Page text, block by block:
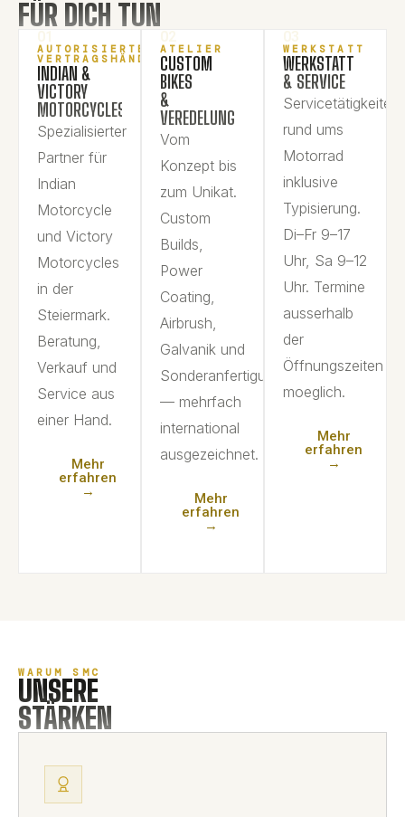
FÜR DICH TUN
AUTORISIERTER
VERTRAGSHÄNDLER
INDIAN &
VICTORY
MOTORCYCLES
Spezialisierter
Partner für
Indian
Motorcycle
und Victory
Motorcycles
in der
Steiermark.
Beratung,
Verkauf und
Service aus
einer Hand.
Mehr
erfahren
→
ATELIER
CUSTOM
BIKES
&
VEREDELUNG
Vom
Konzept bis
zum Unikat.
Custom
Builds,
Power
Coating,
Airbrush,
Galvanik und
Sonderanfertigungen
— mehrfach
international
ausgezeichnet.
Mehr
erfahren
→
WERKSTATT
WERKSTATT
& SERVICE
Servicetätigkeiten
rund ums
Motorrad
inklusive
Typisierung.
Di–Fr 9–17
Uhr, Sa 9–12
Uhr. Termine
ausserhalb
der
Öffnungszeiten
moeglich.
Mehr
erfahren
→
WARUM SMC
UNSERE
STÄRKEN